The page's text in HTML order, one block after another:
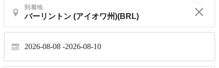
到着地
2026-08-08 2026-08-10